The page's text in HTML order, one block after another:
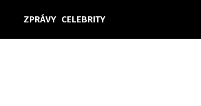
ZPRÁVY CELEBRITY